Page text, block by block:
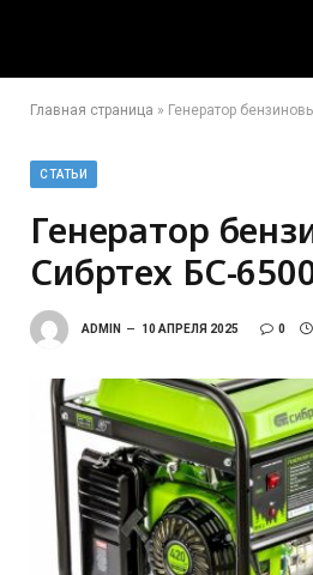
Главная страница » Генератор
СТАТЬИ
Генератор
Сибртех БС-
ADMIN 10 АПРЕЛЯ 2025 0